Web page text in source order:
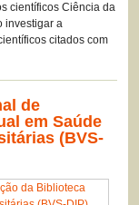
científicos Ciência da
investigar a
citados com
de
em Saúde
(BVS-